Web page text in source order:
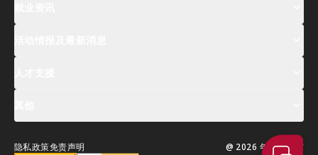
薪酬指数
全球人才高峰会周
联络我们
支援服务
移居香港指南
隐私政策免责声明 @ 2026 年版权所有